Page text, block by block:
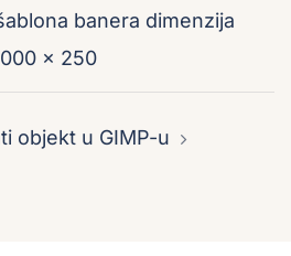
banera dimenzija
x 250
objekt u GIMP-u